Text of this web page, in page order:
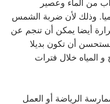
من الماء وعصير
وذلك لأن ضربة الشمس
أيضا يمكن أن تنجم عن
أن تكون بديلا
المياه خلال فترات
الرياضة أو العمل